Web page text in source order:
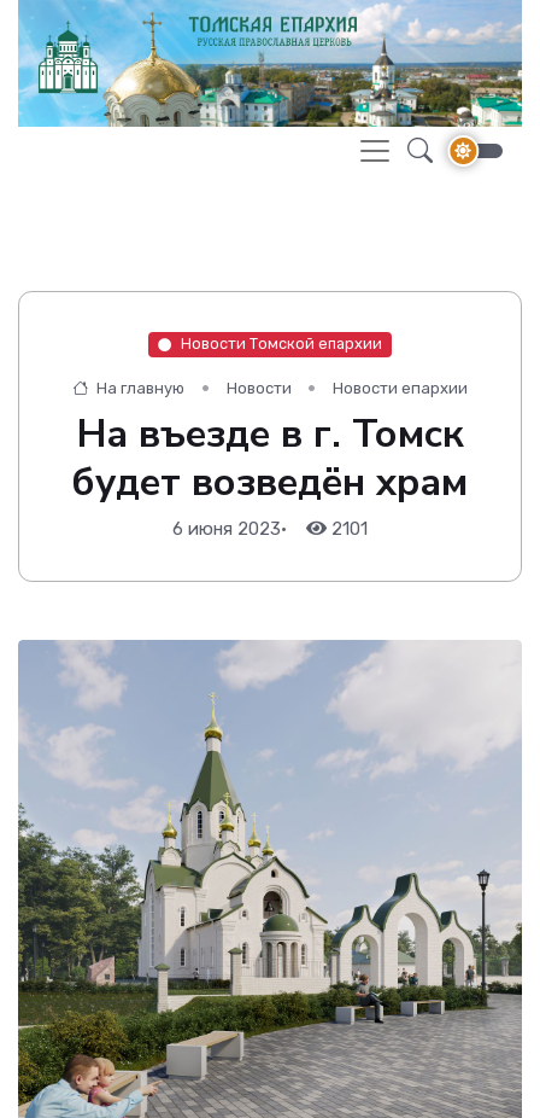
Новости Томской епархии
На главную Новости Новости епархии
На въезде в г. Томск
будет возведён храм
6 июня 2023• 2101